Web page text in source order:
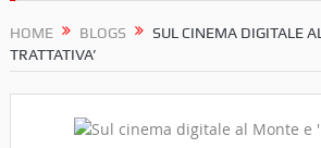
HOME BLOGS
SUL CINEMA DIGITALE
TRATTATIVA’